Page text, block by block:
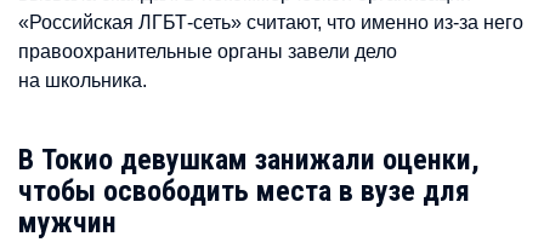
«Российская ЛГБТ-сеть» считают, что именно из-за него
правоохранительные органы завели дело
на школьника.
В Токио девушкам занижали оценки,
чтобы освободить места в вузе для
мужчин